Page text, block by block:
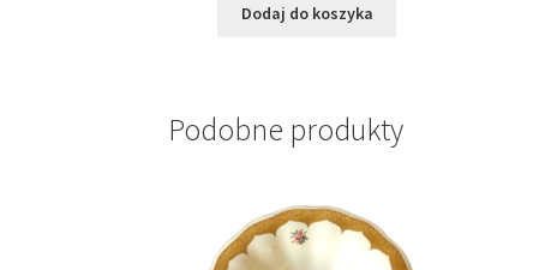
Dodaj do koszyka
Podobne produkty